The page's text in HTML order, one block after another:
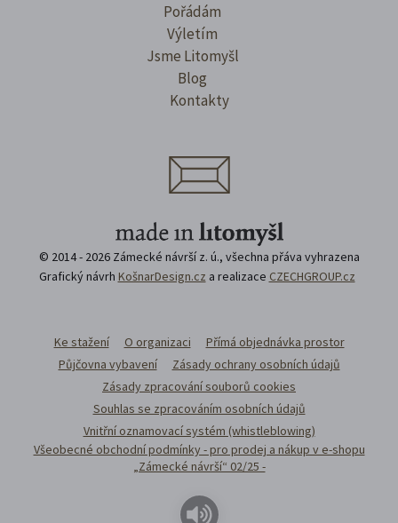
Pořádám
Výletím
Jsme Litomyšl
Blog
Kontakty
© 2014 - 2026 Zámecké návrší z. ú., všechna přáva vyhrazena
Grafický návrh KošnarDesign.cz a realizace CZECHGROUP.cz
Ke stažení O organizaci
Přímá objednávka prostor
Půjčovna vybavení
Zásady ochrany osobních údajů
Zásady zpracování souborů cookies
Souhlas se zpracováním osobních údajů
Vnitřní oznamovací systém (whistleblowing)
Všeobecné obchodní podmínky - pro prodej a nákup v e-shopu
„Zámecké návrší“ 02/25 -